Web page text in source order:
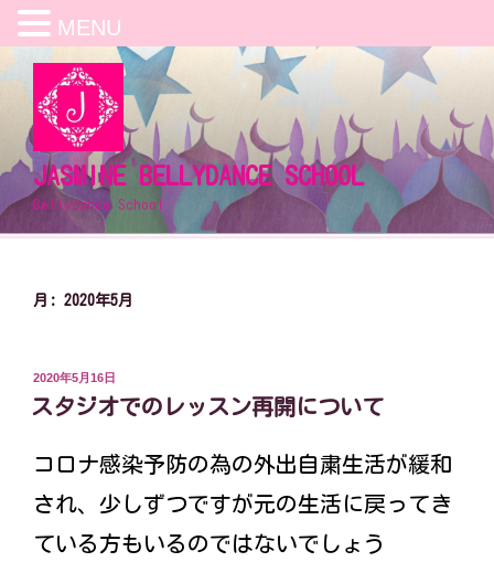
コ
ン
ツ
ス
キ
JASMINE BELLYDANCE SCHOOL
Bellydance School
月: 2020年5月
投
稿
日:
2020年5月16日
スタジオでのレッスン再開について
コロナ感染予防の為の外出自粛生活が緩和
され、少しずつですが元の生活に戻ってき
ている方もいるのではないでしょう
MENU